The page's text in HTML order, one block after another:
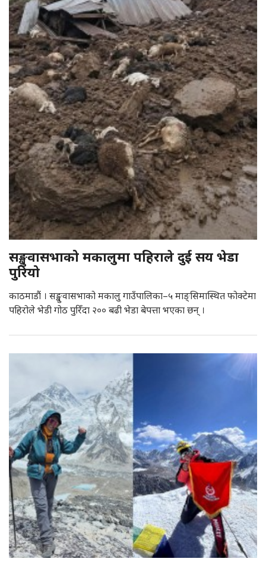
सङ्खुवासभाको मकालुमा पहिराले दुई सय भेडा
पुरियो
काठमाडौं । सङ्खुवासभाको मकालु गाउँपालिका–५ माङ्सिमास्थित फोक्टेमा
पहिरोले भेडी गोठ पुरिँदा २०० बढी भेडा बेपत्ता भएका छन् ।